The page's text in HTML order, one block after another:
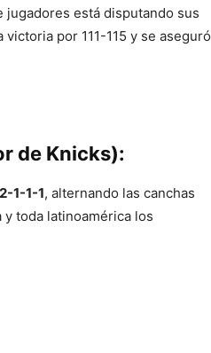
jugadores está disputando sus
por 111-115 y se aseguró
de Knicks):
1-1-1, alternando las canchas
toda latinoamérica los